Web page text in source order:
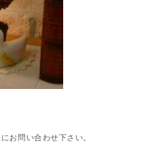
お問い合わせ下さい。